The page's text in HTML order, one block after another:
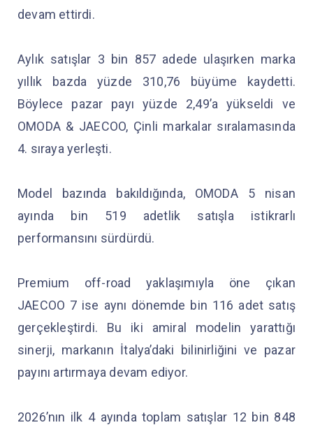
devam ettirdi.
Aylık satışlar 3 bin 857 adede ulaşırken marka
yıllık bazda yüzde 310,76 büyüme kaydetti.
Böylece pazar payı yüzde 2,49’a yükseldi ve
OMODA & JAECOO, Çinli markalar sıralamasında
4. sıraya yerleşti.
Model bazında bakıldığında, OMODA 5 nisan
ayında bin 519 adetlik satışla istikrarlı
performansını sürdürdü.
Premium off-road yaklaşımıyla öne çıkan
JAECOO 7 ise aynı dönemde bin 116 adet satış
gerçekleştirdi. Bu iki amiral modelin yarattığı
sinerji, markanın İtalya’daki bilinirliğini ve pazar
payını artırmaya devam ediyor.
2026’nın ilk 4 ayında toplam satışlar 12 bin 848